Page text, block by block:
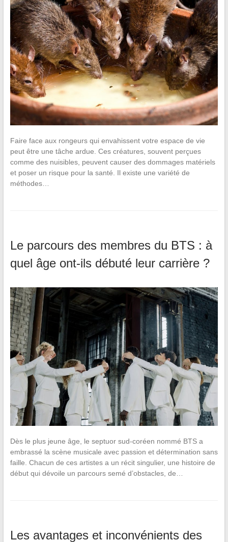
Faire face aux rongeurs qui envahissent votre espace de vie
peut être une tâche ardue. Ces créatures, souvent perçues
comme des nuisibles, peuvent causer des dommages matériels
et poser un risque pour la santé. Il existe une variété de
méthodes…
Le parcours des membres du BTS : à
quel âge ont-ils débuté leur carrière ?
Dès le plus jeune âge, le septuor sud-coréen nommé BTS a
embrassé la scène musicale avec passion et détermination sans
faille. Chacun de ces artistes a un récit singulier, une histoire de
début qui dévoile un parcours semé d’obstacles, de…
Les avantages et inconvénients des